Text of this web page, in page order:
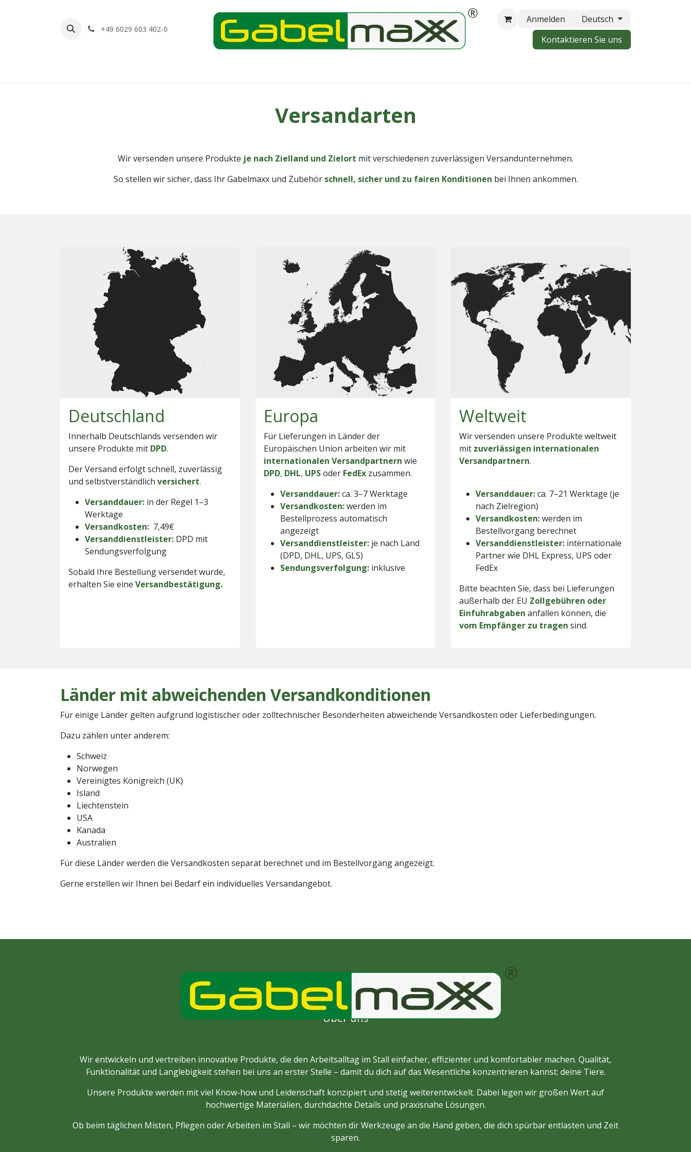
+49 6029 603 402-0
Anmelden
Deutsch
Kontaktieren Sie uns
Versandarten
Wir versenden unsere Produkte je nach Zielland und Zielort mit verschiedenen zuverlässigen Versandunternehmen.
So stellen wir sicher, dass Ihr Gabelmaxx und Zubehör schnell, sicher und zu fairen Konditionen bei Ihnen ankommen.
Deutschland
Innerhalb Deutschlands versenden wir
unsere Produkte mit DPD.
Der Versand erfolgt schnell, zuverlässig
und selbstverständlich versichert.
Versanddauer: in der Regel 1–3
Werktage
Versandkosten: 7,49€
Versanddienstleister: DPD mit
Sendungsverfolgung
Sobald Ihre Bestellung versendet wurde,
erhalten Sie eine Versandbestätigung.
Europa
Für Lieferungen in Länder der
Europäischen Union arbeiten wir mit
internationalen Versandpartnern wie
DPD, DHL, UPSoder FedEx zusammen.
Versanddauer:ca. 3–7 Werktage
Versandkosten:werden im
Bestellprozess automatisch
angezeigt
Versanddienstleister: je nach Land
(DPD, DHL, UPS, GLS)
Sendungsverfolgung: inklusive
Weltweit
Wir versenden unsere Produkte weltweit
mit zuverlässigen internationalen
Versandpartnern.
Versanddauer:ca. 7–21 Werktage (je
nach Zielregion)
Versandkosten:werden im
Bestellvorgang berechnet
Versanddienstleister: internationale
Partner wie DHL Express, UPS oder
FedEx
Bitte beachten Sie, dass bei Lieferungen
außerhalb der EU Zollgebühren oder
Einfuhrabgaben anfallen können, die
vom Empfänger zu tragen sind.
Länder mit abweichenden Versandkonditionen
Für einige Länder gelten aufgrund logistischer oder zolltechnischer Besonderheiten abweichende Versandkosten oder Lieferbedingungen.
Dazu zählen unter anderem:
Schweiz
Norwegen
Vereinigtes Königreich (UK)
Island
Liechtenstein
USA
Kanada
Australien
Für diese Länder werden die Versandkosten separat berechnet und im Bestellvorgang angezeigt.
Gerne erstellen wir Ihnen bei Bedarf ein individuelles Versandangebot.
Über uns
Wir entwickeln und vertreiben innovative Produkte, die den Arbeitsalltag im Stall einfacher, effizienter und komfortabler machen. Qualität,
Funktionalität und Langlebigkeit stehen bei uns an erster Stelle – damit du dich auf das Wesentliche konzentrieren kannst: deine Tiere.
Unsere Produkte werden mit viel Know-how und Leidenschaft konzipiert und stetig weiterentwickelt. Dabei legen wir großen Wert auf
hochwertige Materialien, durchdachte Details und praxisnahe Lösungen.
Ob beim täglichen Misten, Pflegen oder Arbeiten im Stall – wir möchten dir Werkzeuge an die Hand geben, die dich spürbar entlasten und Zeit
sparen.